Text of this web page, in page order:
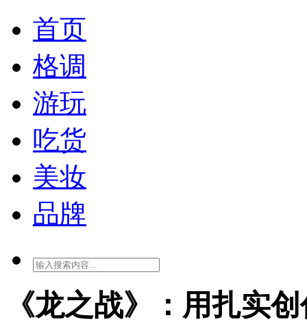
首页
格调
游玩
吃货
美妆
品牌
《龙之战》：用扎实